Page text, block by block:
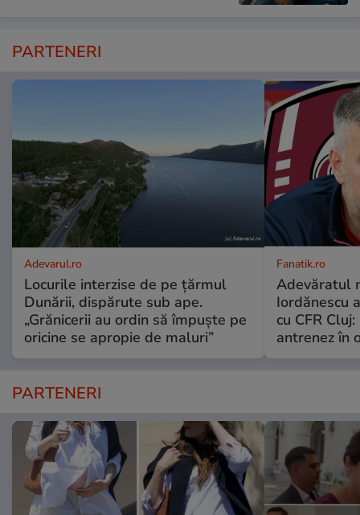
PARTENERI
Adevarul.ro
Locurile interzise de pe țărmul
Dunării, dispărute sub ape.
„Grănicerii au ordin să împuște pe
oricine se apropie de maluri”
Fanatik.ro
Adevăratul
Iordănescu
cu CFR
antrenez în
PARTENERI